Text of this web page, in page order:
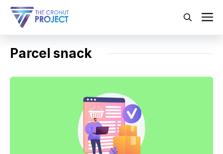
Langsung
Parcel snack